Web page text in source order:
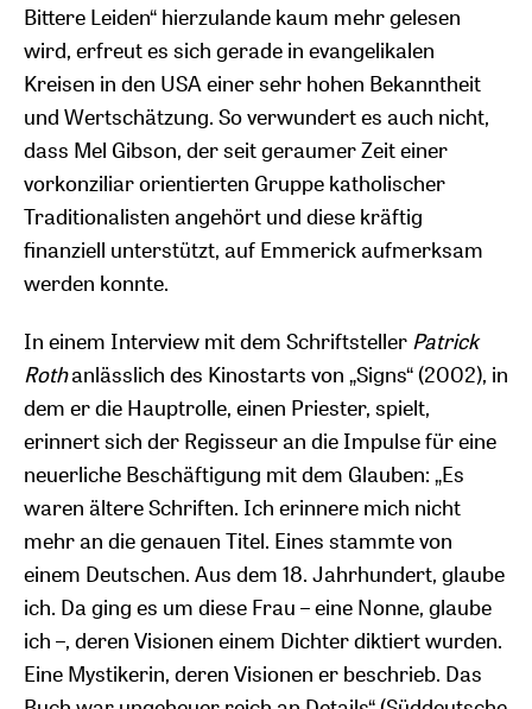
Bittere Leiden“ hierzulande kaum mehr gelesen
wird, erfreut es sich gerade in evangelikalen
Kreisen in den USA einer sehr hohen Bekanntheit
und Wertschätzung. So verwundert es auch nicht,
dass Mel Gibson, der seit geraumer Zeit einer
vorkonziliar orientierten Gruppe katholischer
Traditionalisten angehört und diese kräftig
finanziell unterstützt, auf Emmerick aufmerksam
werden konnte.
In einem Interview mit dem Schriftsteller Patrick
Rothanlässlich des Kinostarts von „Signs“ (2002), in
dem er die Hauptrolle, einen Priester, spielt,
erinnert sich der Regisseur an die Impulse für eine
neuerliche Beschäftigung mit dem Glauben: „Es
waren ältere Schriften. Ich erinnere mich nicht
mehr an die genauen Titel. Eines stammte von
einem Deutschen. Aus dem 18. Jahrhundert, glaube
ich. Da ging es um diese Frau – eine Nonne, glaube
ich –, deren Visionen einem Dichter diktiert wurden.
Eine Mystikerin, deren Visionen er beschrieb. Das